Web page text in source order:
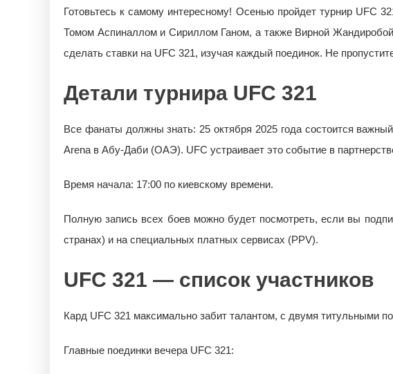
Готовьтесь к самому интересному! Осенью пройдет турнир UFC
Томом Аспиналлом и Сириллом Ганом, а также Вирной
сделать ставки на UFC 321, изучая каждый поединок. Не
Детали турнира UFC 321
Все фанаты должны знать: 25 октября 2025 года состоится
Arena в Абу-Даби (ОАЭ). UFC устраивает это событие в
Время начала: 17:00 по киевскому времени.
Полную запись всех боев можно будет посмотреть, если вы
странах) и на специальных платных сервисах (PPV).
UFC 321 — список участников
Кард UFC 321 максимально забит талантом, с двумя титульными
Главные поединки вечера UFC 321: